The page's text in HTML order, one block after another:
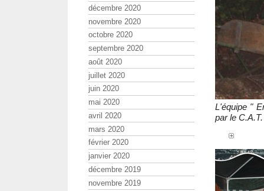
L'équipe "
par le C.A.T.
décembre 2020
novembre 2020
octobre 2020
septembre 2020
août 2020
juillet 2020
juin 2020
mai 2020
avril 2020
mars 2020
février 2020
janvier 2020
décembre 2019
novembre 2019